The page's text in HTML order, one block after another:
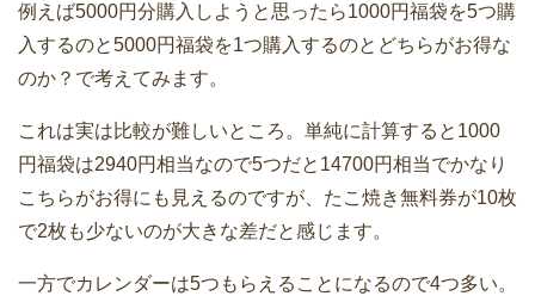
例えば5000円分購入しようと思ったら1000円福袋を5つ購
入するのと5000円福袋を1つ購入するのとどちらがお得な
のか？で考えてみます。
これは実は比較が難しいところ。単純に計算すると1000
円福袋は2940円相当なので5つだと14700円相当でかなり
こちらがお得にも見えるのですが、たこ焼き無料券が10枚
で2枚も少ないのが大きな差だと感じます。
一方でカレンダーは5つもらえることになるので4つ多い。